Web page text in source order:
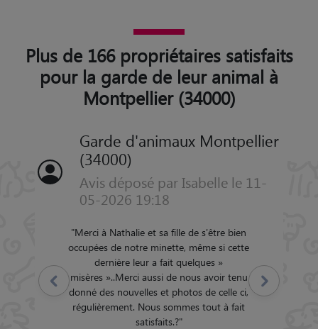
Plus de 166 propriétaires satisfaits
pour la garde de leur animal à
Montpellier (34000)
Garde d'animaux Montpellier
(34000)
Avis déposé par Isabelle le 11-
05-2026 19:18
"Merci à Nathalie et sa fille de s'être bien
occupées de notre minette, même si cette
dernière leur a fait quelques »
misères »..Merci aussi de nous avoir tenu
donné des nouvelles et photos de celle ci,
régulièrement. Nous sommes tout à fait
satisfaits.?"
Précédent Suivant